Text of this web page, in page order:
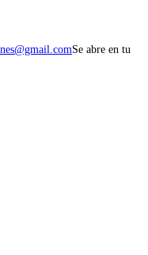
Se abre en tu